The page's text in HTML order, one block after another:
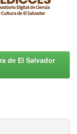
de El Salvador